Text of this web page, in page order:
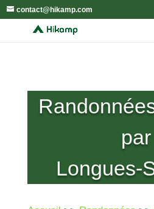
contact@hikamp.com
par
Longues-